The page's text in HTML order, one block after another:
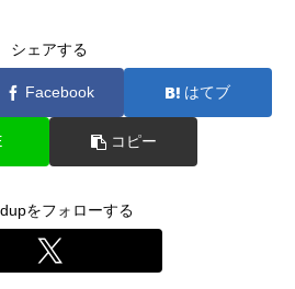
シェアする
Facebook はてブ
コピー
をフォローする